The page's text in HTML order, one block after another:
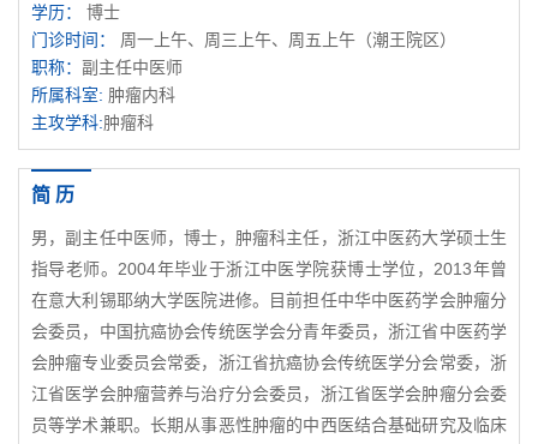
学历： 博士
门诊时间： 周一上午、周三上午、周五上午（潮王院区）
职称： 副主任中医师
所属科室: 肿瘤内科
主攻学科:肿瘤科
简 历
男，副主任中医师，博士，肿瘤科主任，浙江中医药大学硕士生
指导老师。2004年毕业于浙江中医学院获博士学位，2013年曾
在意大利锡耶纳大学医院进修。目前担任中华中医药学会肿瘤分
会委员，中国抗癌协会传统医学会分青年委员，浙江省中医药学
会肿瘤专业委员会常委，浙江省抗癌协会传统医学分会常委，浙
江省医学会肿瘤营养与治疗分会委员，浙江省医学会肿瘤分会委
员等学术兼职。长期从事恶性肿瘤的中西医结合基础研究及临床